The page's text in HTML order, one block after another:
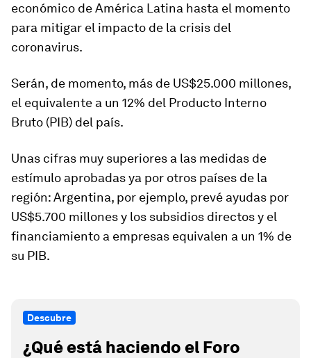
económico de América Latina hasta el momento
para mitigar el impacto de la crisis del
coronavirus.
Serán, de momento, más de US$25.000 millones,
el equivalente a un 12% del Producto Interno
Bruto (PIB) del país.
Unas cifras muy superiores a las medidas de
estímulo aprobadas ya por otros países de la
región: Argentina, por ejemplo, prevé ayudas por
US$5.700 millones y los subsidios directos y el
financiamiento a empresas equivalen a un 1% de
su PIB.
Descubre
¿Qué está haciendo el Foro